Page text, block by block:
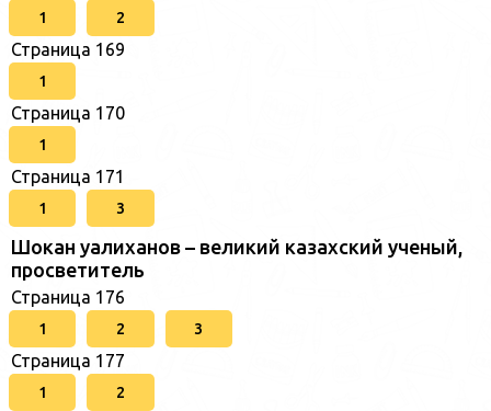
1 2
Страница 169
1
Страница 170
1
Страница 171
1 3
Шокан уалиханов – великий казахский ученый,
просветитель
Страница 176
1 2 3
Страница 177
1 2